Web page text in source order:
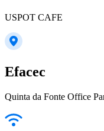
USPOT CAFE
Efacec
Quinta da Fonte Office